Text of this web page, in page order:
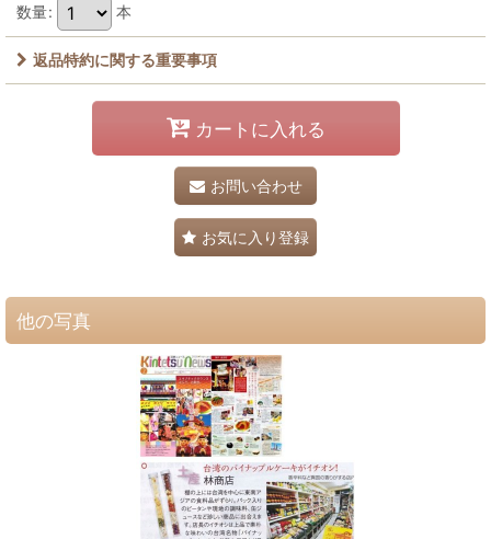
数量: 本
返品特約に関する重要事項
カートに入れる
お問い合わせ
お気に入り登録
他の写真